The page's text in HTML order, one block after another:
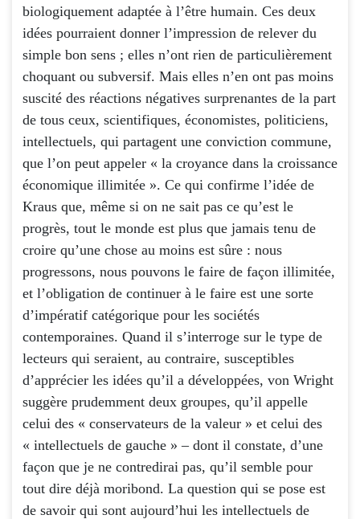
biologiquement adaptée à l’être humain. Ces deux
idées pourraient donner l’impression de relever du
simple bon sens ; elles n’ont rien de particulièrement
choquant ou subversif. Mais elles n’en ont pas moins
suscité des réactions négatives surprenantes de la part
de tous ceux, scientifiques, économistes, politiciens,
intellectuels, qui partagent une conviction commune,
que l’on peut appeler « la croyance dans la croissance
économique illimitée ». Ce qui confirme l’idée de
Kraus que, même si on ne sait pas ce qu’est le
progrès, tout le monde est plus que jamais tenu de
croire qu’une chose au moins est sûre : nous
progressons, nous pouvons le faire de façon illimitée,
et l’obligation de continuer à le faire est une sorte
d’impératif catégorique pour les sociétés
contemporaines. Quand il s’interroge sur le type de
lecteurs qui seraient, au contraire, susceptibles
d’apprécier les idées qu’il a développées, von Wright
suggère prudemment deux groupes, qu’il appelle
celui des « conservateurs de la valeur » et celui des
« intellectuels de gauche » – dont il constate, d’une
façon que je ne contredirai pas, qu’il semble pour
tout dire déjà moribond. La question qui se pose est
de savoir qui sont aujourd’hui les intellectuels de